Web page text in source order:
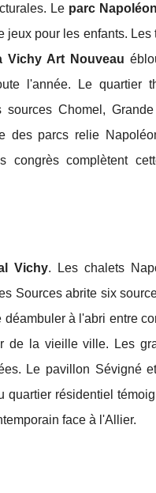
Le parc
jeux pour les enfants. Les
Vichy Art Nouveau
l'année. Le quartier
Chomel,
des parcs relie
complètent
Vichy. Les chalets
Sources abrite six
à l'abri entre
de la vieille ville. Les
Le pavillon Sévigné
quartier résidentiel
face à l'Allier.